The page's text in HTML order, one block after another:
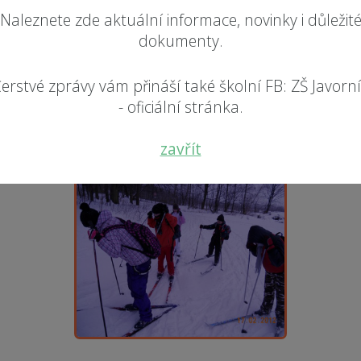
Naleznete zde aktuální informace, novinky i důležité
dokumenty.
zprávy vám přináší také školní FB: ZŠ
- oficiální stránka.
zavřít